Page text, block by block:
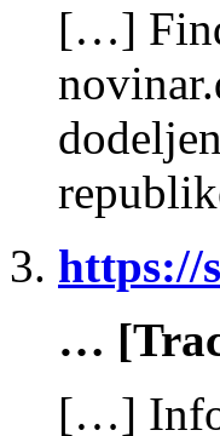
[…]
https://
…
[…] Info